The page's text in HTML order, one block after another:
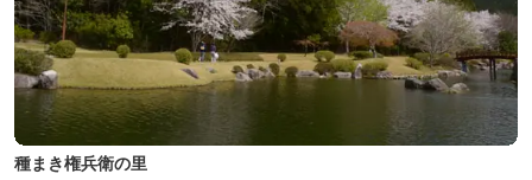
種まき権兵衛の里